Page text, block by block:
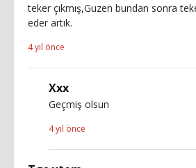
teker çıkmış,Guzen bundan sonra
eder artık.
4 yıl önce
Xxx
Geçmiş olsun
4 yıl önce